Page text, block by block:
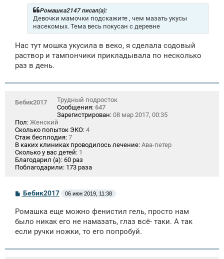
Ромашка2147 писал(а):
Девочки мамочки подскажите , чем мазать укусы
насекомых. Тема весь покусан с деревне
Нас тут мошка укусила в веко, я сделала содовый
раствор и тампончики прикладывала по несколько
раз в день.
Бебик2017
Трудный подросток
Сообщения: 647
Зарегистрирован: 08 мар 2017, 00:35
Пол: Женский
Сколько попыток ЭКО: 4
Стаж бесплодия: 7
В каких клиниках проводилось лечение: Ава-петер
Сколько у вас детей: 1
Благодарил (а): 60 раз
Поблагодарили: 173 раза
С
б
щ
н
е
Бебик2017 06 июн 2019, 11:38
Ромашка еще можно фенистил гель, просто нам
было никак его не намазать, глаз всё- таки. А так
если ручки ножки, то его попробуй.